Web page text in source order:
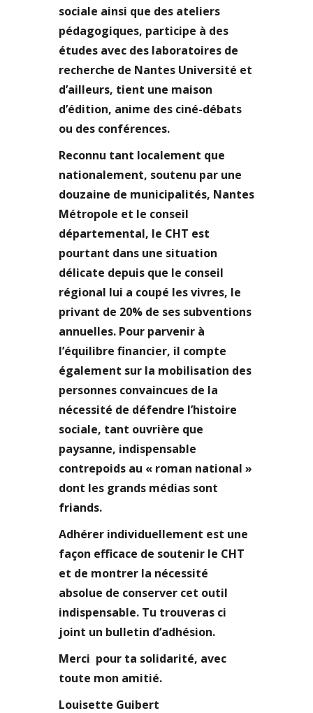
sociale ainsi que des ateliers
pédagogiques, participe à des
études avec des laboratoires de
recherche de Nantes Université et
d’ailleurs, tient une maison
d’édition, anime des ciné-débats
ou des conférences.
Reconnu tant localement que
nationalement, soutenu par une
douzaine de municipalités, Nantes
Métropole et le conseil
départemental, le CHT est
pourtant dans une situation
délicate depuis que le conseil
régional lui a coupé les vivres, le
privant de 20% de ses subventions
annuelles. Pour parvenir à
l’équilibre financier, il compte
également sur la mobilisation des
personnes convaincues de la
nécessité de défendre l’histoire
sociale, tant ouvrière que
paysanne, indispensable
contrepoids au « roman national »
dont les grands médias sont
friands.
Adhérer individuellement est une
façon efficace de soutenir le CHT
et de montrer la nécessité
absolue de conserver cet outil
indispensable. Tu trouveras ci
joint un bulletin d’adhésion.
Merci pour ta solidarité, avec
toute mon amitié.
Louisette Guibert